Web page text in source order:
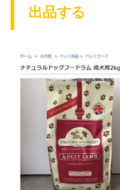
出品する